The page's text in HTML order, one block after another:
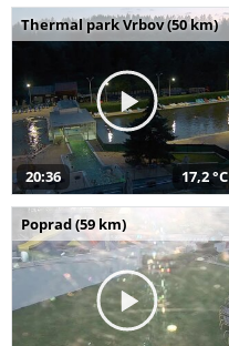
Thermal park Vrbov (50 km)
20:36 17,2 °C
Poprad (59 km)